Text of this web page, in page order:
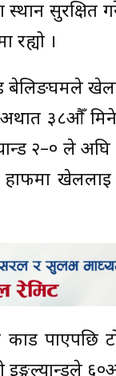
सुरक्षित
रह्यो ।
बेलिङघमले
३८औँ
२–० ले
खेललाई
पाएपछि